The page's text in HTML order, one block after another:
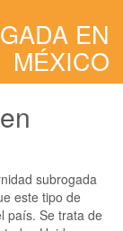
EN
MÉXICO
subrogada
este tipo de
país. Se trata de